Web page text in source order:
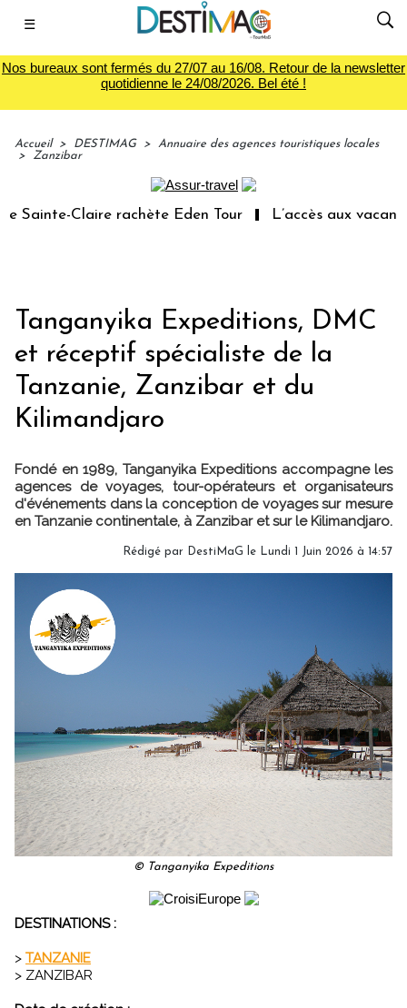
☰
Nos bureaux sont fermés du 27/07 au 16/08. Retour de la newsletter
quotidienne le 24/08/2026. Bel été !
Accueil > DESTIMAG >
Annuaire des agences touristiques locales
>
Zanzibar
Claire rachète Eden Tour L’accès aux
Tanganyika Expeditions, DMC
et réceptif spécialiste de la
Tanzanie, Zanzibar et du
Kilimandjaro
Fondé en 1989, Tanganyika Expeditions accompagne les
agences de voyages, tour-opérateurs et organisateurs
d'événements dans la conception de voyages sur mesure
en Tanzanie continentale, à Zanzibar et sur le Kilimandjaro.
Rédigé par DestiMaG le Lundi 1 Juin 2026 à 14:57
© Tanganyika Expeditions
DESTINATIONS :
> TANZANIE
> ZANZIBAR